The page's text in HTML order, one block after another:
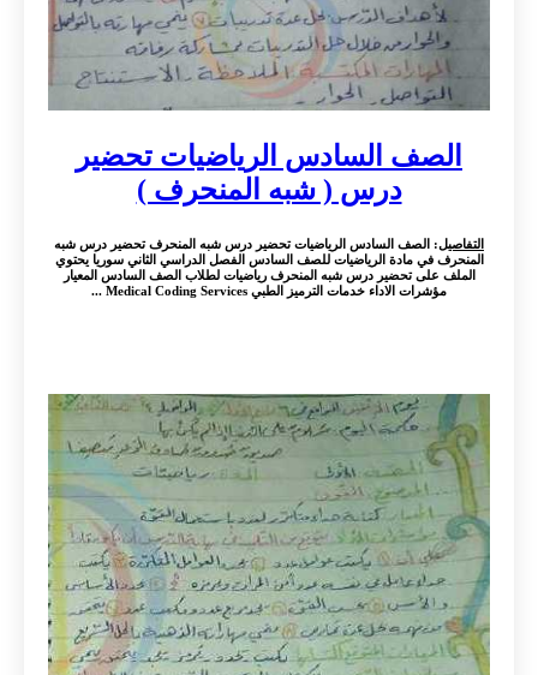
الصف السادس الرياضيات تحضير
درس ( شبه المنحرف )
التفاصيل: الصف السادس الرياضيات تحضير درس شبه المنحرف تحضير درس شبه
المنحرف في مادة الرياضيات للصف السادس الفصل الدراسي الثاني سوريا يحتوي
الملف على تحضير درس شبه المنحرف رياضيات لطلاب الصف السادس المعيار
مؤشرات الاداء خدمات الترميز الطبي Medical Coding Services ...